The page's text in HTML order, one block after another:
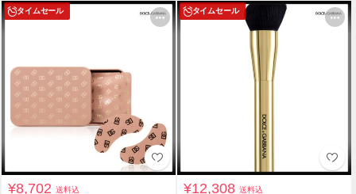
タイムセール
¥8,702送料込
タイムセール
¥12,308送料込